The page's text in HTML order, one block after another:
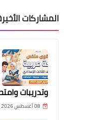
المشاركات
وتدريبات
08 أغسطس 2026